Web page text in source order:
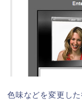
色味などを変更し